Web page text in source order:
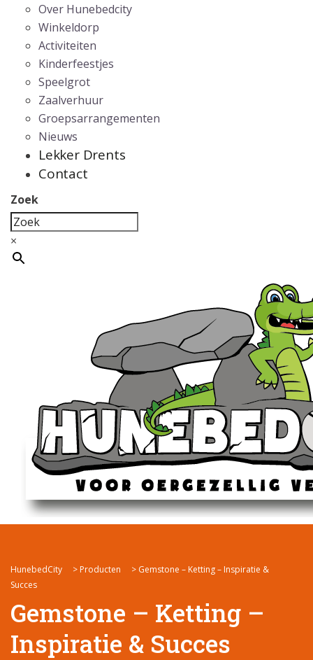
Over Hunebedcity
Winkeldorp
Activiteiten
Kinderfeestjes
Speelgrot
Zaalverhuur
Groepsarrangementen
Nieuws
Lekker Drents
Contact
Zoek
×
HunebedCity > Producten > Gemstone – Ketting – Inspiratie &
Succes
Gemstone – Ketting –
Inspiratie & Succes